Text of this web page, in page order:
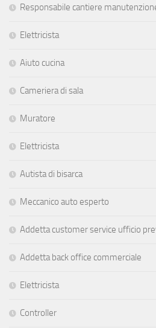
Responsabile cantiere
Elettricista
Aiuto cucina
Cameriera di sala
Muratore
Elettricista
Autista di bisarca
Meccanico auto esperto
Addetta customer service ufficio
Addetta back office commerciale
Elettricista
Controller